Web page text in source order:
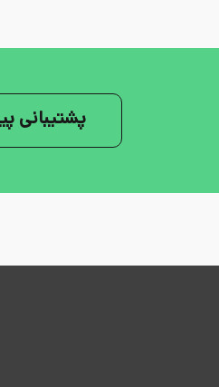
پشتیبانی